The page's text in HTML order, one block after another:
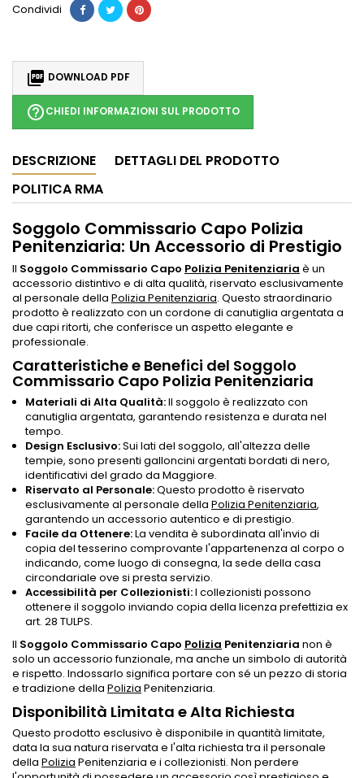
Condividi
 DOWNLOAD PDF
help_outlineCHIEDI INFORMAZIONI SUL PRODOTTO
DESCRIZIONE
DETTAGLI DEL PRODOTTO
POLITICA RMA
Soggolo Commissario Capo Polizia
Penitenziaria: Un Accessorio di Prestigio
Il Soggolo Commissario Capo Polizia Penitenziaria è un
accessorio distintivo e di alta qualità, riservato esclusivamente
al personale della Polizia Penitenziaria. Questo straordinario
prodotto è realizzato con un cordone di canutiglia argentata a
due capi ritorti, che conferisce un aspetto elegante e
professionale.
Caratteristiche e Benefici del Soggolo
Commissario Capo Polizia Penitenziaria
Materiali di Alta Qualità:Il soggolo è realizzato con
canutiglia argentata, garantendo resistenza e durata nel
tempo.
Design Esclusivo:Sui lati del soggolo, all'altezza delle
tempie, sono presenti galloncini argentati bordati di nero,
identificativi del grado da Maggiore.
Riservato al Personale:Questo prodotto è riservato
esclusivamente al personale della Polizia Penitenziaria,
garantendo un accessorio autentico e di prestigio.
Facile da Ottenere:La vendita è subordinata all'invio di
copia del tesserino comprovante l'appartenenza al corpo o
indicando, come luogo di consegna, la sede della casa
circondariale ove si presta servizio.
Accessibilità per Collezionisti:I collezionisti possono
ottenere il soggolo inviando copia della licenza prefettizia ex
art. 28 TULPS.
Il Soggolo Commissario Capo Polizia Penitenziaria non è
solo un accessorio funzionale, ma anche un simbolo di autorità
e rispetto. Indossarlo significa portare con sé un pezzo di storia
e tradizione della Polizia Penitenziaria.
Disponibilità Limitata e Alta Richiesta
Questo prodotto esclusivo è disponibile in quantità limitate,
data la sua natura riservata e l'alta richiesta tra il personale
della Polizia Penitenziaria e i collezionisti. Non perdere